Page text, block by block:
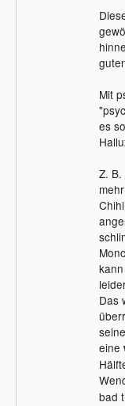
Mit
es
Z.
Das
eine
bad